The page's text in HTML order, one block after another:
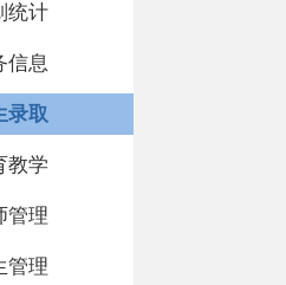
统计
信息
录取
教学
管理
管理